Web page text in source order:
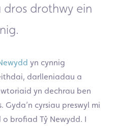
drothwy ein
yn cynnig
darlleniadau a
yn dechrau ben
Gyda’n cyrsiau preswyl mi
brofiad Tŷ Newydd. I